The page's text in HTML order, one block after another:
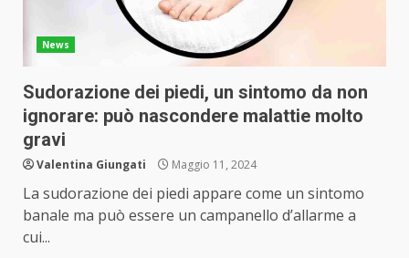
News
Sudorazione dei piedi, un sintomo da non
ignorare: può nascondere malattie molto
gravi
Valentina Giungati Maggio 11, 2024
La sudorazione dei piedi appare come un sintomo
banale ma può essere un campanello d’allarme a
cui...